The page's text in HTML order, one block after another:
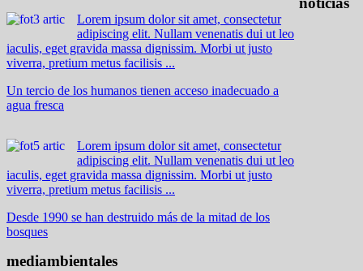
Lorem ipsum dolor sit amet, consectetur
adipiscing elit. Nullam venenatis dui ut leo
iaculis, eget gravida massa dignissim. Morbi ut justo
viverra, pretium metus facilisis ...
Un tercio de los humanos tienen acceso inadecuado a
agua fresca
Lorem ipsum dolor sit amet, consectetur
adipiscing elit. Nullam venenatis dui ut leo
iaculis, eget gravida massa dignissim. Morbi ut justo
viverra, pretium metus facilisis ...
Desde 1990 se han destruido más de la mitad de los
bosques
mediambientales